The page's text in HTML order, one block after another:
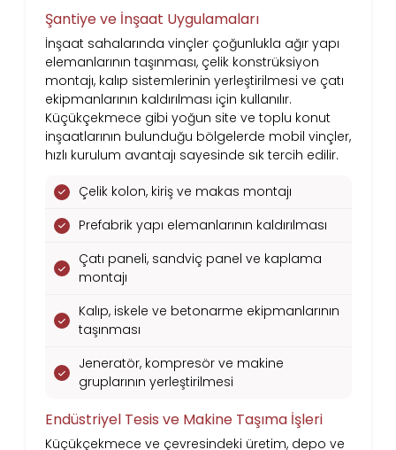
Şantiye ve İnşaat Uygulamaları
İnşaat sahalarında vinçler çoğunlukla ağır yapı
elemanlarının taşınması, çelik konstrüksiyon
montajı, kalıp sistemlerinin yerleştirilmesi ve çatı
ekipmanlarının kaldırılması için kullanılır.
Küçükçekmece gibi yoğun site ve toplu konut
inşaatlarının bulunduğu bölgelerde mobil vinçler,
hızlı kurulum avantajı sayesinde sık tercih edilir.
Çelik kolon, kiriş ve makas montajı
Prefabrik yapı elemanlarının kaldırılması
Çatı paneli, sandviç panel ve kaplama
montajı
Kalıp, iskele ve betonarme ekipmanlarının
taşınması
Jeneratör, kompresör ve makine
gruplarının yerleştirilmesi
Endüstriyel Tesis ve Makine Taşıma İşleri
Küçükçekmece ve çevresindeki üretim, depo ve